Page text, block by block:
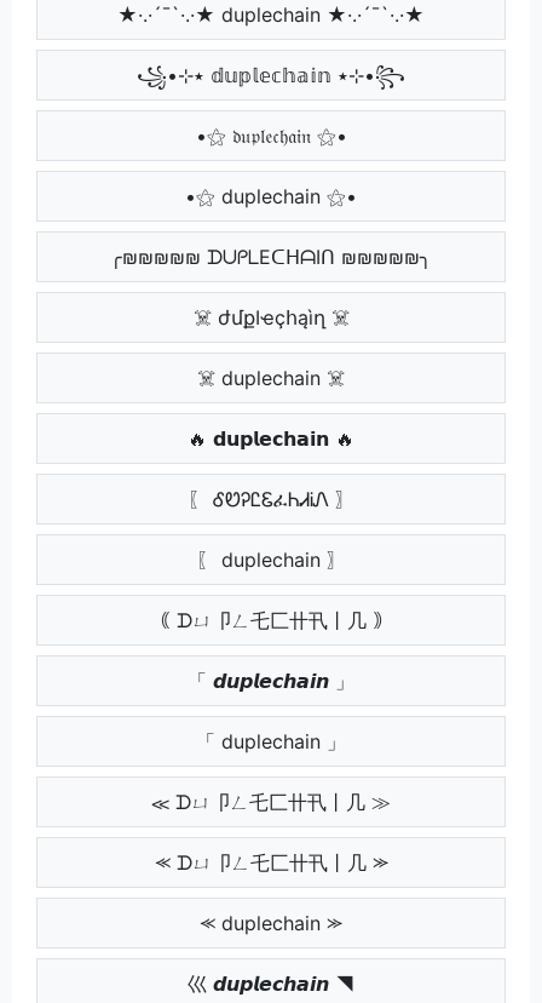
★·.·´¯`·.·★ duplechain ★·.·´¯`·.·★
꧁•⊹٭ 𝕕𝕦𝕡𝕝𝕖𝕔𝕙𝕒𝕚𝕟 ٭⊹•꧂
•⚝ 𝔡𝔲𝔭𝔩𝔢𝔠𝔥𝔞𝔦𝔫 ⚝•
•⚝ duplechain ⚝•
╭₪₪₪₪₪ ᗪᑌᑭᒪEᑕᕼᗩIᑎ ₪₪₪₪₪╮
☠️ ժմքӀҽçհąìղ ☠️
☠️ duplechain ☠️
🔥 𝗱𝘂𝗽𝗹𝗲𝗰𝗵𝗮𝗶𝗻 🔥
〖 ᎴᏬᎮᏝᏋፈᏂᏗᎥᏁ 〗
〖 duplechain 〗
｟ ᗪㄩ卩ㄥ乇匚卄卂丨几 ｠
「 𝙙𝙪𝙥𝙡𝙚𝙘𝙝𝙖𝙞𝙣 」
「 duplechain 」
≪ ᗪㄩ卩ㄥ乇匚卄卂丨几 ≫
⪻ ᗪㄩ卩ㄥ乇匚卄卂丨几 ⪼
⪻ duplechain ⪼
巛 𝙙𝙪𝙥𝙡𝙚𝙘𝙝𝙖𝙞𝙣 ◥